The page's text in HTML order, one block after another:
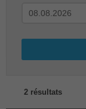
2 résultats